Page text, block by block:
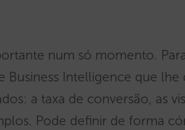
num só momento.
Intelligence que lhe
a taxa de conversão, as
Pode definir de forma